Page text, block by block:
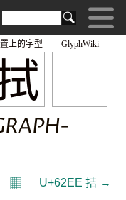
GlyphWiki
上的字型
𝄜 U+62EE 拮 →